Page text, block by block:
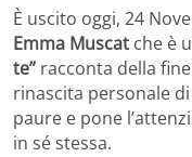
È uscito oggi, 24
Emma Muscat che è
te” racconta della
rinascita personale
paure e pone
in sé stessa.